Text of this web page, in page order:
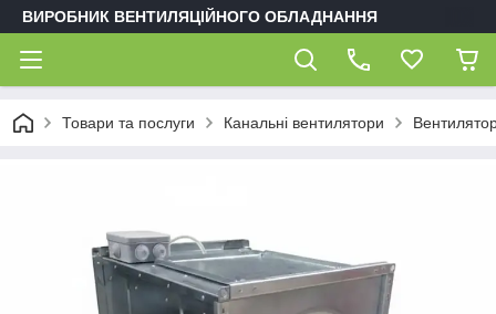
ВИРОБНИК ВЕНТИЛЯЦІЙНОГО ОБЛАДНАННЯ
Товари та послуги Канальні вентилятори